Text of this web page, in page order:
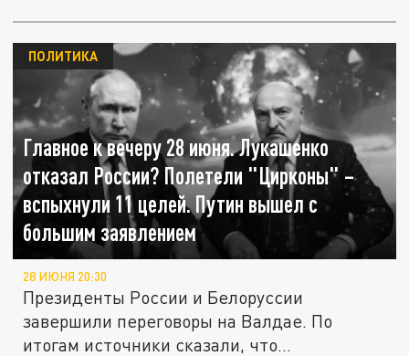
Главное к вечеру 28 июня. Лукашенко
отказал России? Полетели "Цирконы" –
вспыхнули 11 целей. Путин вышел с
большим заявлением
ПОЛИТИКА
28 ИЮНЯ 20:30
Президенты России и Белоруссии
завершили переговоры на Валдае. По
итогам источники сказали, что